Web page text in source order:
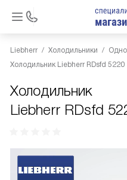
Liebherr Холодильники
Холодильник Liebherr RDsfd 5220
Холодильник
Liebherr RDsfd